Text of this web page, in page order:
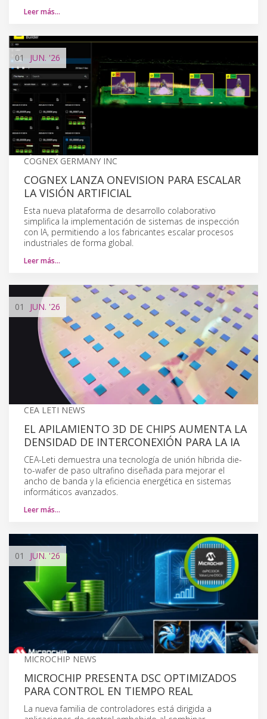
Leer más…
01 JUN. '26
COGNEX GERMANY INC
COGNEX LANZA ONEVISION PARA ESCALAR
LA VISIÓN ARTIFICIAL
Esta nueva plataforma de desarrollo colaborativo
simplifica la implementación de sistemas de inspección
con IA, permitiendo a los fabricantes escalar procesos
industriales de forma global.
Leer más…
01 JUN. '26
CEA LETI NEWS
EL APILAMIENTO 3D DE CHIPS AUMENTA LA
DENSIDAD DE INTERCONEXIÓN PARA LA IA
CEA-Leti demuestra una tecnología de unión híbrida die-
to-wafer de paso ultrafino diseñada para mejorar el
ancho de banda y la eficiencia energética en sistemas
informáticos avanzados.
Leer más…
01 JUN.'26
MICROCHIP NEWS
MICROCHIP PRESENTA DSC OPTIMIZADOS
PARA CONTROL EN TIEMPO REAL
La nueva familia de controladores está dirigida a